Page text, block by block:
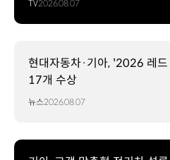
TV2026.08.07
현대자동차·기아, '2026 레
17개 수상
뉴스2026.08.07